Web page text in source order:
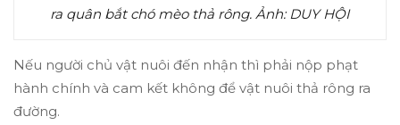
ra quân bắt chó mèo thả rông. Ảnh: DUY HỘI
Nếu người chủ vật nuôi đến nhận thì phải nộp phạt
hành chính và cam kết không để vật nuôi thả rông ra
đường.